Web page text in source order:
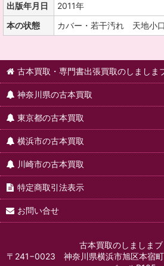
出版年月日
2011年
本の状態
カバー・若干汚れ 天地小
古本買取・専門書出張買取のしましま
神奈川県の古本買取
東京都の古本買取
横浜市の古本買取
川崎市の古本買取
特定商取引法表示
お問い合せ
古本買取のしましまブ
〒241−0023 神奈川県横浜市旭区本宿